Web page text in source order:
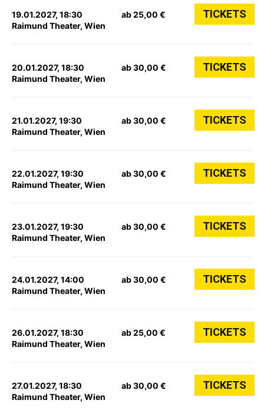
19.01.2027, 18:30
Raimund Theater, Wien
ab 25,00 € TICKETS
20.01.2027, 18:30
Raimund Theater, Wien
ab 30,00 € TICKETS
21.01.2027, 19:30
Raimund Theater, Wien
ab 30,00 € TICKETS
22.01.2027, 19:30
Raimund Theater, Wien
ab 30,00 € TICKETS
23.01.2027, 19:30
Raimund Theater, Wien
ab 30,00 € TICKETS
24.01.2027, 14:00
Raimund Theater, Wien
ab 30,00 € TICKETS
26.01.2027, 18:30
Raimund Theater, Wien
ab 25,00 € TICKETS
27.01.2027, 18:30
Raimund Theater, Wien
ab 30,00 € TICKETS